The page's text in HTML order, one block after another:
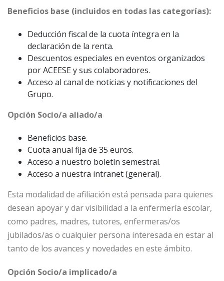
Beneficios base (incluidos en todas las categorías):
Deducción fiscal de la cuota íntegra en la
declaración de la renta.
Descuentos especiales en eventos organizados
por ACEESE y sus colaboradores.
Acceso al canal de noticias y notificaciones del
Grupo.
Opción Socio/a aliado/a
Beneficios base.
Cuota anual fija de 35 euros.
Acceso a nuestro boletín semestral.
Acceso a nuestra intranet (general).
Esta modalidad de afiliación está pensada para quienes
desean apoyar y dar visibilidad a la enfermería escolar,
como padres, madres, tutores, enfermeras/os
jubilados/as o cualquier persona interesada en estar al
tanto de los avances y novedades en este ámbito.
Opción Socio/a implicado/a